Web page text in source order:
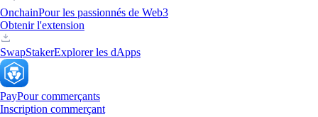
OnchainPour les passionnés de Web3
Obtenir l'extension
SwapStakerExplorer les dApps
PayPour commerçants
Inscription commerçant